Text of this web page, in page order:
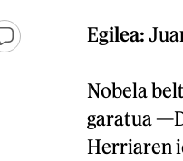
Egilea:
Nobela
garatua
Herriaren